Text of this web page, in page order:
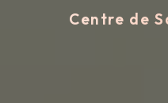
Centre de